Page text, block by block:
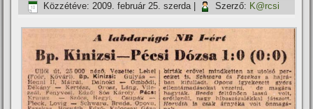
Közzétéve: 2009. február 25. szerda| Szerző: K@rcsi